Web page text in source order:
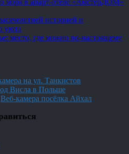
историей и
уюта
место, где можно по-настоящему
на ул. Танкистов
Висла в Польше
Веб-камера посёлка Айхал